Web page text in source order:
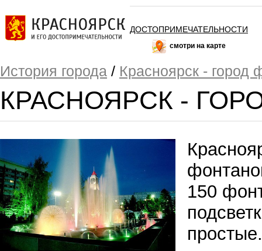
ДОСТОПРИМЕЧАТЕЛЬНОСТИ
смотри на карте
История города / Красноярск - город
КРАСНОЯРСК -
150
простые.